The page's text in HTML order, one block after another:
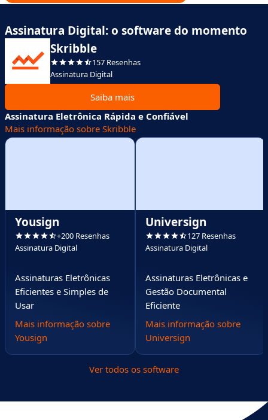
Assinatura Digital: o software do momento
Skribble
157 Resenhas
Assinatura Digital
Saiba mais
Assinatura Eletrônica Rápida e Confiável
Mais informação sobre Skribble
Yousign
+200 Resenhas
Assinatura Digital
Assinaturas Eletrônicas
Eficientes e Simples de
Usar
Mais informação sobre
Yousign
Universign
127 Resenhas
Assinatura Digital
Assinaturas Eletrônicas e
Gestão Documental
Eficiente
Mais informação sobre
Universign
Ver todos os software